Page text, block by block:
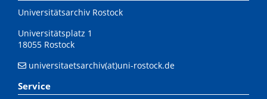
Universitätsarchiv Rostock
Universitätsplatz 1
18055 Rostock
universitaetsarchiv(at)uni-rostock.de
Service